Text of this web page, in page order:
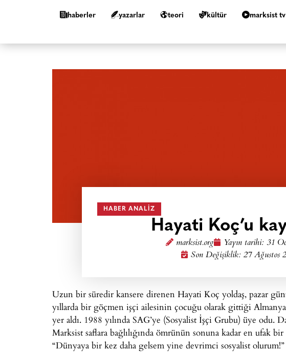
haberler yazarlar teori kültür marksist tv
HABER ANALIZ
Hayati Koç’u
marksist.org Yayın tarihi: 31
Son Değişiklik: 27 Ağustos
Uzun bir süredir kansere direnen Hayati Koç yoldaş, pazar
yıllarda bir göçmen işçi ailesinin çocuğu olarak gittiği
yer aldı. 1988 yılında SAG’ye (Sosyalist İşçi Grubu) üye odu.
Marksist saflara bağlılığında ömrünün sonuna kadar en ufak
“Dünyaya bir kez daha gelsem yine devrimci sosyalist